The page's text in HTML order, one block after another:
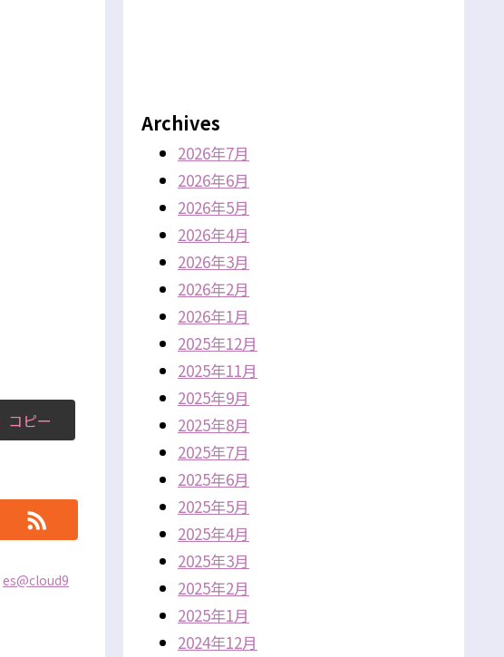
コピー
es@cloud9
Archives
2026年7月
2026年6月
2026年5月
2026年4月
2026年3月
2026年2月
2026年1月
2025年12月
2025年11月
2025年9月
2025年8月
2025年7月
2025年6月
2025年5月
2025年4月
2025年3月
2025年2月
2025年1月
2024年12月